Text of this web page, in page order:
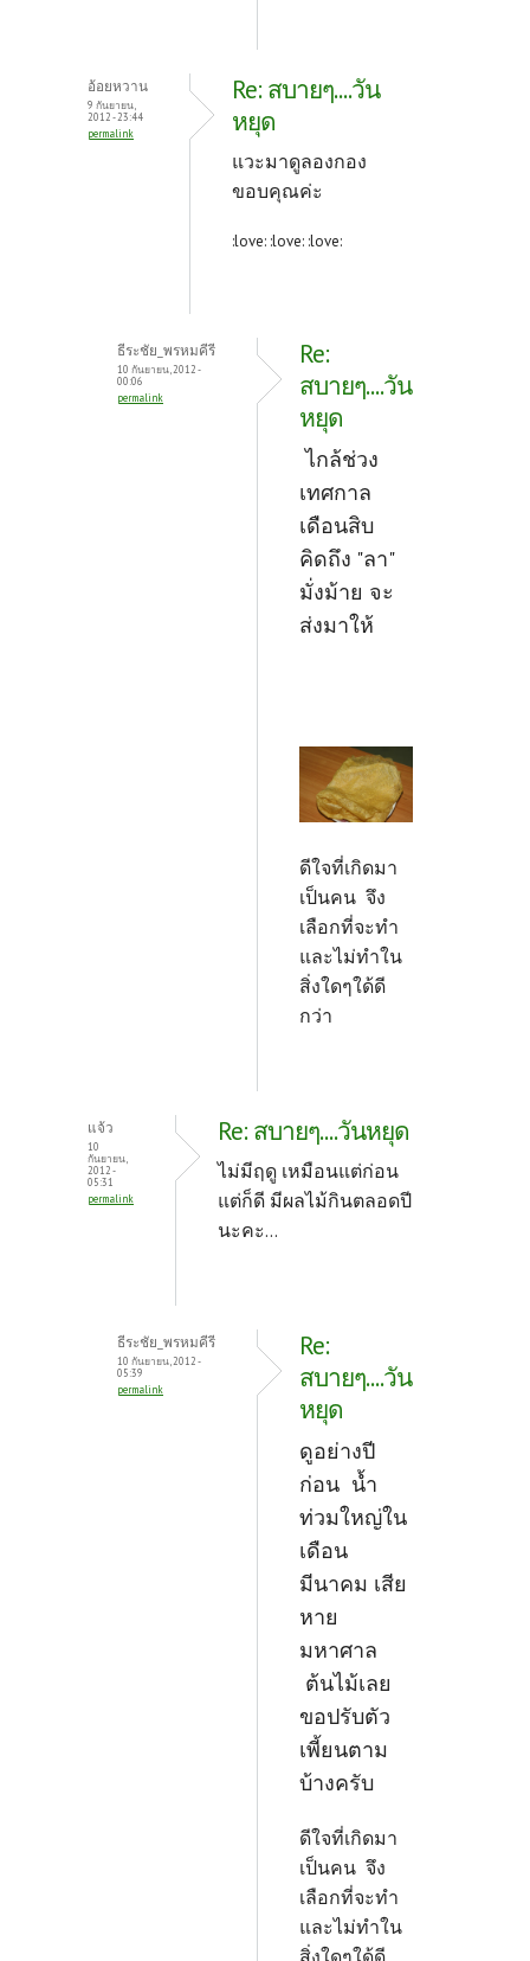
อ้อยหวาน
9 กันยายน,
2012 - 23:44
permalink
Re: สบายๆ....วัน
หยุด
แวะมาดูลองกอง
ขอบคุณค่ะ
:love: :love: :love:
ธีระชัย_พรหมคีรี
10 กันยายน, 2012 -
00:06
permalink
Re:
สบายๆ....วัน
หยุด
ไกล้ช่วง
เทศกาล
เดือนสิบ
คิดถึง "ลา"
มั่งม้าย จะ
ส่งมาให้
ดีใจที่เกิดมา
เป็นคน จึง
เลือกที่จะทำ
และไม่ทำใน
สิ่งใดๆใด้ดี
กว่า
แจ้ว
10
กันยายน,
2012 -
05:31
permalink
Re: สบายๆ....วันหยุด
ไม่มีฤดู เหมือนแต่ก่อน
แต่ก็ดี มีผลไม้กินตลอดปี
นะคะ...
ธีระชัย_พรหมคีรี
10 กันยายน, 2012 -
05:39
permalink
Re:
สบายๆ....วัน
หยุด
ดูอย่างปี
ก่อน น้ำ
ท่วมใหญ่ใน
เดือน
มีนาคม เสีย
หาย
มหาศาล
ต้นไม้เลย
ขอปรับตัว
เพี้ยนตาม
บ้างครับ
ดีใจที่เกิดมา
เป็นคน จึง
เลือกที่จะทำ
และไม่ทำใน
สิ่งใดๆใด้ดี